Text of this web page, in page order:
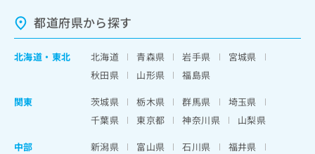
都道府県から探す
北海道 ・ 東北 北海道 青森県 岩手県
宮城県
秋田県
山形県
福島県
関東
茨城県 栃木県 群馬県
埼玉県
千葉県
東京都 神奈川県
山梨県
中部
新潟県 富山県 石川県
福井県